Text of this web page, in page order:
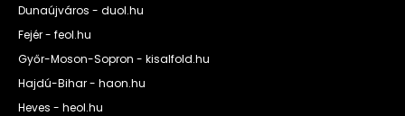
Dunaújváros - duol.hu
Fejér - feol.hu
Győr-Moson-Sopron - kisalfold.hu
Hajdú-Bihar - haon.hu
Heves - heol.hu